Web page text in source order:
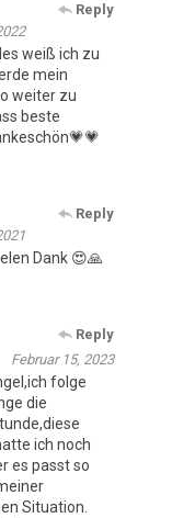
Reply
weiß ich zu
mein
weiter zu
beste
Reply
Dank 😍🙏
Reply
Februar 15, 2023
folge
die
ich noch
es passt so
Situation.